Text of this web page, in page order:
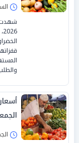
السبت 20/
الجمعة